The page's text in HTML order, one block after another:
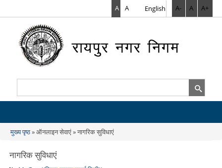
A A English A- A A+
खोज फार्म
आप यहाँ हैं
मुख्य पृष्ठ» ऑनलाइन सेवाएं » नागरिक सुविधाएं
नागरिक सुविधाएं